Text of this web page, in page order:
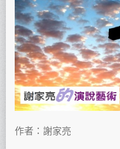
作者：謝家亮